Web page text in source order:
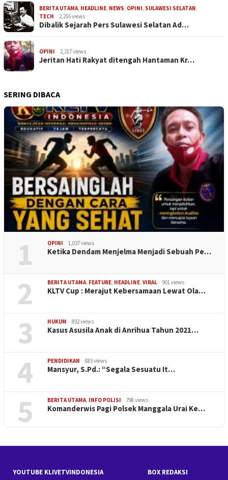
BERITA UTAMA, HEADLINE, NEWS, OPINI, SULAWESI SELATAN,
TECH
2,255 views
Dibalik Sejarah Pers Sulawesi Selatan Ad…
OPINI 2,217 views
Jeritan Hati Rakyat ditengah Hantaman Kr…
SERING DIBACA
1 OPINI 1,037 views
Ketika Dendam Menjelma Menjadi Sebuah Pe…
2 BERITA UTAMA FEATURE HEADLINE VIRAL 901 views
KLTV Cup : Merajut Kebersamaan Lewat Ola…
3 HUKUM 892 views
Kasus Asusila Anak di Anrihua Tahun 2021…
4 PENDIDIKAN 885 views
Mansyur, S.Pd.: “Segala Sesuatu It…
5 BERITA UTAMA INFO POLISI 798 views
Komanderwis Pagi Polsek Manggala Urai Ke…
YOUTUBE KLIVETVINDONESIA BOX REDAKSI